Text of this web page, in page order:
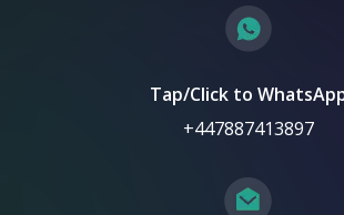
Tap/Click to
+447887413897